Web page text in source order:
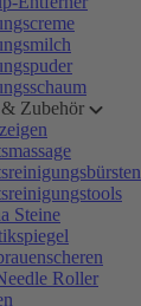
Zubehör
Steine
Roller